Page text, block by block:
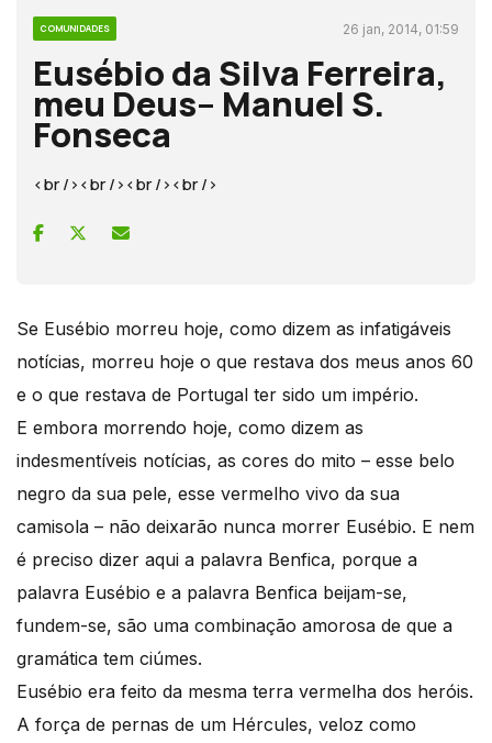
COMUNIDADES 26 jan, 2014, 01:59
Eusébio da Silva Ferreira,
meu Deus– Manuel S.
Fonseca
<br /><br /><br /><br />
Se Eusébio morreu hoje, como dizem as infatigáveis
notícias, morreu hoje o que restava dos meus anos 60
e o que restava de Portugal ter sido um império.
E embora morrendo hoje, como dizem as
indesmentíveis notícias, as cores do mito – esse belo
negro da sua pele, esse vermelho vivo da sua
camisola – não deixarão nunca morrer Eusébio. E nem
é preciso dizer aqui a palavra Benfica, porque a
palavra Eusébio e a palavra Benfica beijam-se,
fundem-se, são uma combinação amorosa de que a
gramática tem ciúmes.
Eusébio era feito da mesma terra vermelha dos heróis.
A força de pernas de um Hércules, veloz como